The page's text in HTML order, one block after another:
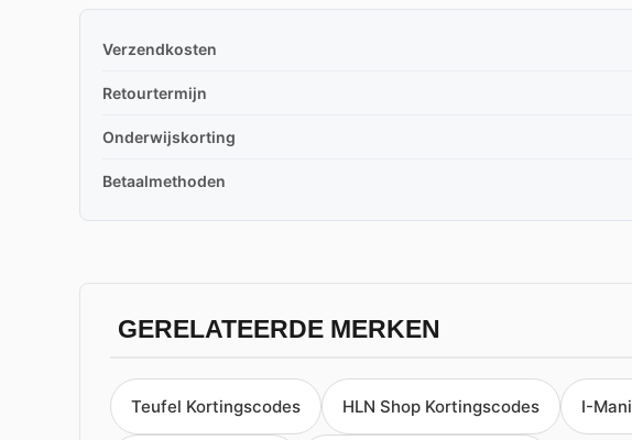
Verzendkosten
Retourtermijn
Onderwijskorting
Betaalmethoden
GERELATEERDE MERKEN
Teufel Kortingscodes HLN Shop Kortingscodes I-